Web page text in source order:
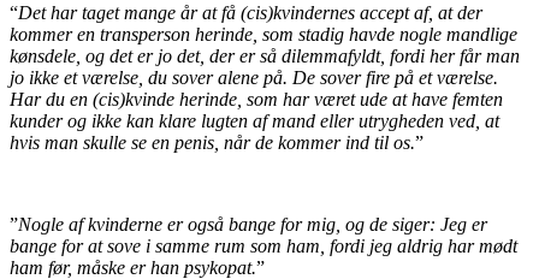
“Det har taget mange år at få (cis)kvindernes accept af, at der
kommer en transperson herinde, som stadig havde nogle mandlige
kønsdele, og det er jo det, der er så dilemmafyldt, fordi her får man
jo ikke et værelse, du sover alene på. De sover fire på et værelse.
Har du en (cis)kvinde herinde, som har været ude at have femten
kunder og ikke kan klare lugten af mand eller utrygheden ved, at
hvis man skulle se en penis, når de kommer ind til os.”
”Nogle af kvinderne er også bange for mig, og de siger: Jeg er
bange for at sove i samme rum som ham, fordi jeg aldrig har mødt
ham før, måske er han psykopat.”